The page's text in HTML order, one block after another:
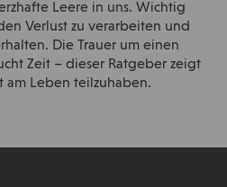
Leere in uns. Wichtig
Verlust zu verarbeiten und
Die Trauer um einen
Zeit – dieser Ratgeber zeigt
am Leben teilzuhaben.